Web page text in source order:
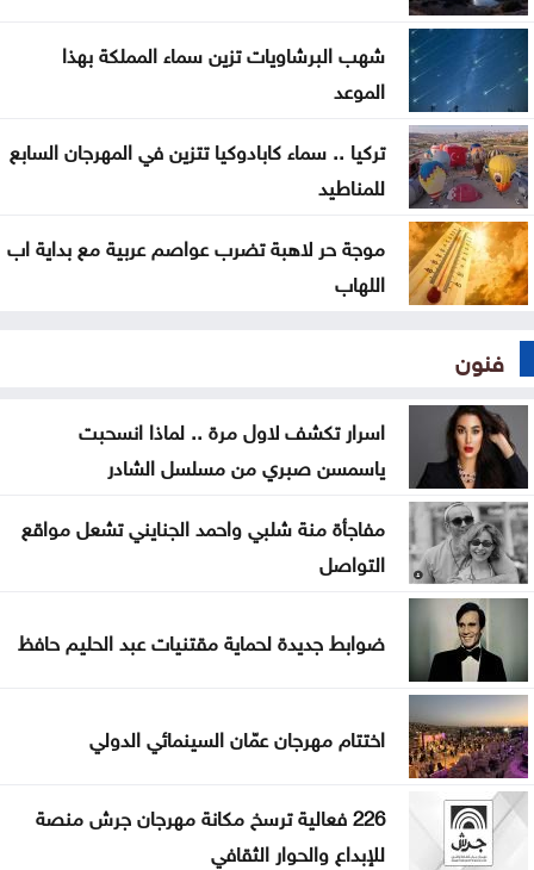
الأمم المتحدة: داعش ما يزال يهدد السلم والأمن
الدوليين
تحذيرات أمنية في كولومبيا من هجمات إرهابية أثناء
مراسم التنصيب
شهب البرشاويات تزين سماء المملكة بهذا
الموعد
تركيا .. سماء كابادوكيا تتزين في المهرجان السابع
للمناطيد
موجة حر لاهبة تضرب عواصم عربية مع بداية اب
اللهاب
فنون
اسرار تكشف لاول مرة .. لماذا انسحبت
ياسمسن صبري من مسلسل الشادر
مفاجأة منة شلبي واحمد الجنايني تشعل مواقع
التواصل
ضوابط جديدة لحماية مقتنيات عبد الحليم حافظ
اختتام مهرجان عمّان السينمائي الدولي
226 فعالية ترسخ مكانة مهرجان جرش منصة
للإبداع والحوار الثقافي